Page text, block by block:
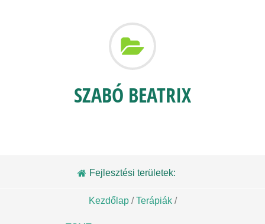
SZABÓ BEATRIX
Fejlesztési területek:
Kezdőlap / Terápiák /